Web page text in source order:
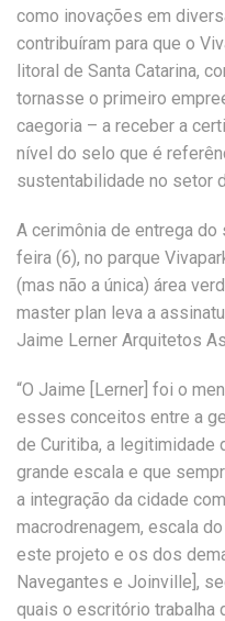
como inovações em
contribuíram para que o
litoral de Santa Catarina,
tornasse o primeiro
caegoria – a receber a
nível do selo que é
sustentabilidade no setor
A cerimônia de entrega
feira (6), no parque
(mas não a única) área
master plan leva a
Jaime Lerner Arquitetos
“O Jaime [Lerner] foi o
esses conceitos entre a
de Curitiba, a legitimidade
grande escala e que
a integração da cidade
macrodrenagem, escala
este projeto e os dos
Navegantes e Joinville],
quais o escritório trabalha